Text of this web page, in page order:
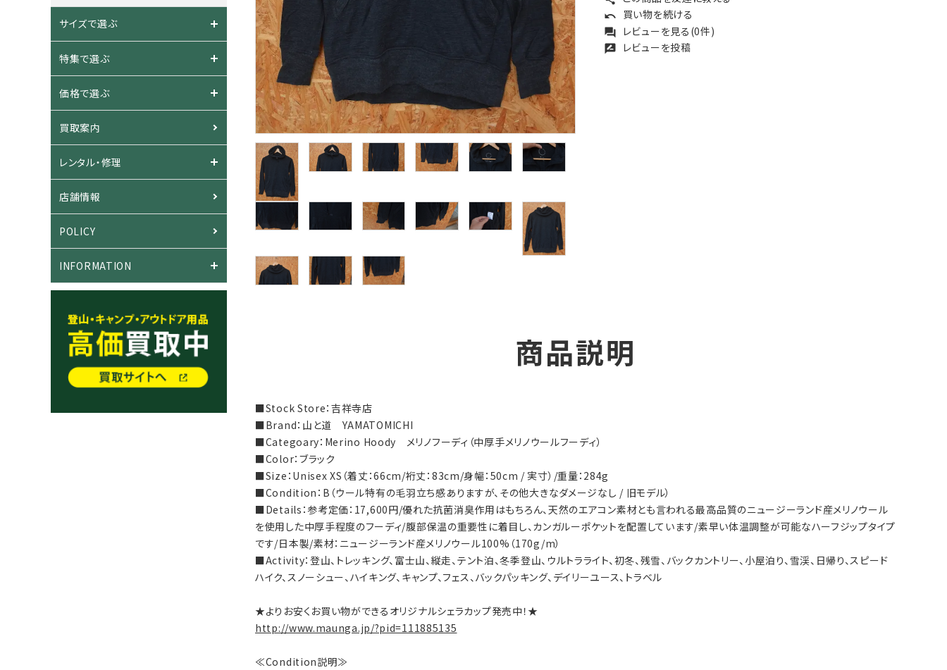
undo 買い物を続ける
forum レビューを見る(0件)
rate_review レビューを投稿
商品説明
■Stock Store：吉祥寺店
■Brand：山と道 YAMATOMICHI
■Categoary：Merino Hoody メリノフーディ（中厚手メリノウールフーディ）
■Color：ブラック
■Size：Unisex XS（着丈：66cm/裄丈：83cm/身幅：50cm / 実寸）/重量：284g
■Condition：B（ウール特有の毛羽立ち感ありますが、その他大きなダメージなし / 旧モデル）
■Details：参考定価：17,600円/優れた抗菌消臭作用はもちろん、天然のエアコン素材とも言われる最高品質のニュージーランド産メリノウール
を使用した中厚手程度のフーディ/腹部保温の重要性に着目し、カンガルーポケットを配置しています/素早い体温調整が可能なハーフジップタイプ
です/日本製/素材：ニュージーランド産メリノウール100%（170g/m）
■Activity：登山、トレッキング、富士山、縦走、テント泊、冬季登山、ウルトラライト、初冬、残雪、バックカントリー、小屋泊り、雪渓、日帰り、スピード
ハイク、スノーシュー、ハイキング、キャンプ、フェス、バックパッキング、デイリーユース、トラベル
★よりお安くお買い物ができるオリジナルシェラカップ発売中！★
http://www.maunga.jp/?pid=111885135
≪Condition説明≫
サイズで選ぶ
特集で選ぶ
価格で選ぶ
買取案内
レンタル・修理
店舗情報
POLICY
INFORMATION